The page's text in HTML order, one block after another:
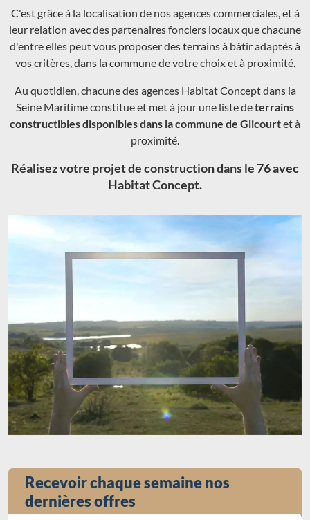
C'est grâce à la localisation de nos agences commerciales, et à
leur relation avec des partenaires fonciers locaux que chacune
d'entre elles peut vous proposer des terrains à bâtir adaptés à
vos critères, dans la commune de votre choix et à proximité.
Au quotidien, chacune des agences Habitat Concept dans la
Seine Maritime constitue et met à jour une liste deterrains
constructibles disponibles dans la commune de Glicourtet à
proximité.
Réalisez votre projet de construction dans le 76 avec
Habitat Concept.
Recevoir chaque semaine nos
dernières offres